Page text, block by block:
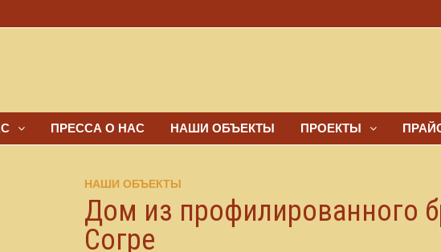
ПРЕССА О НАС НАШИ ОБЪЕКТЫ ПРОЕКТЫ
НАШИ ОБЪЕКТЫ
Дом из профилированного
Согре